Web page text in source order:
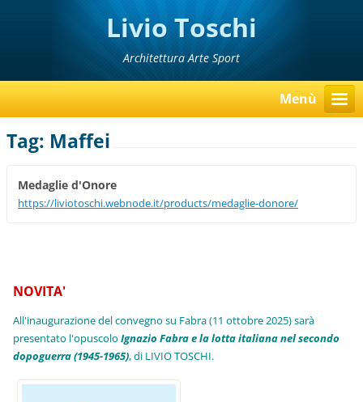
Livio Toschi
Architettura Arte Sport
Menù
Tag: Maffei
Medaglie d'Onore
https://liviotoschi.webnode.it/products/medaglie-donore/
NOVITA'
All'inaugurazione del convegno su Fabra (11 ottobre 2025) sarà
presentato l'opuscoloIgnazio Fabra e la lotta italiana nel secondo
dopoguerra (1945-1965), di LIVIO TOSCHI.